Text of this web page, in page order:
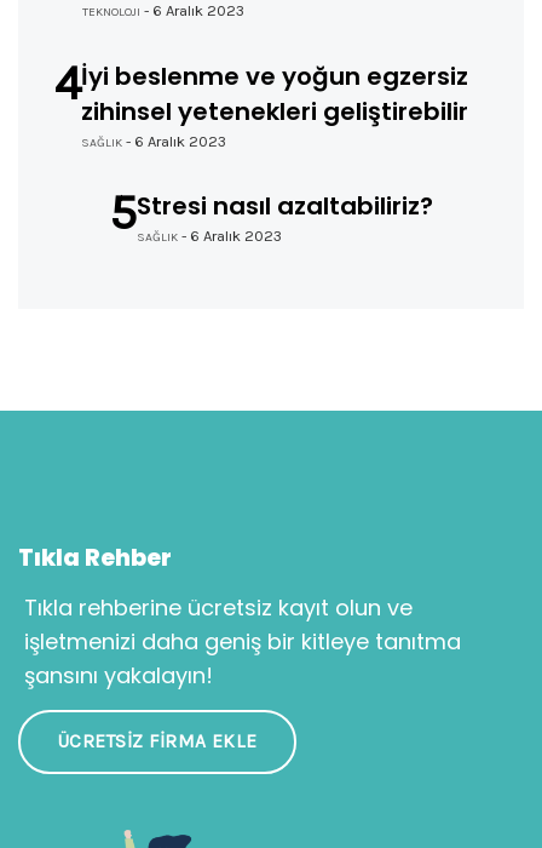
TEKNOLOJI - 6 Aralık 2023
4İyi beslenme ve yoğun egzersiz
zihinsel yetenekleri geliştirebilir
SAĞLIK - 6 Aralık 2023
5Stresi nasıl azaltabiliriz?
SAĞLIK - 6 Aralık 2023
Tıkla Rehber
Tıkla rehberine ücretsiz kayıt olun ve
işletmenizi daha geniş bir kitleye tanıtma
şansını yakalayın!
ÜCRETSIZ FIRMA EKLE